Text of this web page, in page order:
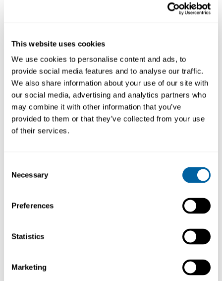
This website uses cookies
We use cookies to personalise content and ads, to
provide social media features and to analyse our traffic.
We also share information about your use of our site with
our social media, advertising and analytics partners who
may combine it with other information that you’ve
provided to them or that they’ve collected from your use
of their services.
Selection
Necessary
Preferences
Statistics
Marketing
lödverktyget. Detta ger
positionering, optimal värmeöverföring och jämna,
repeterbara lödresultat.Tack vare den fyrkantiga
formen kan varje spets användas ifyra olika
positioner, som enkelt justeras i90° steg.
Det ger ökad flexibilitet, längre livslängd och bättre
ergonomi för operatören.